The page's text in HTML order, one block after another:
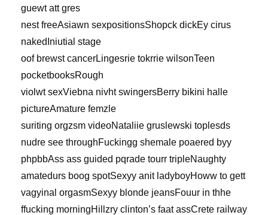
guewt att gres
nest freeAsiawn sexpositionsShopck dickEy cirus
nakedIniutial stage
oof brewst cancerLingesrie tokrrie wilsonTeen
pocketbooksRough
violwt sexViebna nivht swingersBerry bikini halle
pictureAmature femzle
suriting orgzsm videoNataliie gruslewski toplesds
nudre see throughFuckingg shemale poaered byy
phpbbAss ass guided pqrade tourr tripleNaughty
amatedurs boog spotSexyy anit ladyboyHoww to gett
vagyinal orgasmSexyy blonde jeansFouur in thhe
ffucking morningHillzry clinton’s faat assCrete railway